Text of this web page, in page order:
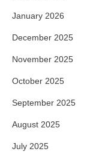
January 2026
December 2025
November 2025
October 2025
September 2025
August 2025
July 2025